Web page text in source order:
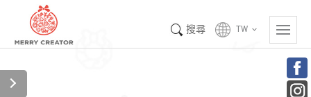
搜尋 TW keyboard_arrow_down